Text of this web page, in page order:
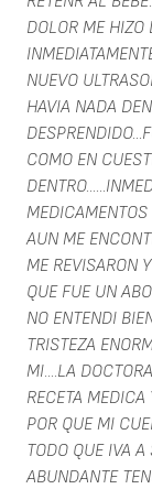
DOLOR ME HIZO
NUEVO
HAVIA NADA
COMO EN
AUN ME
ME REVISARON
QUE FUE UN
NO ENTENDI
TRISTEZA
MI....LA
RECETA
POR QUE MI
TODO QUE IVA
ABUNDANTE